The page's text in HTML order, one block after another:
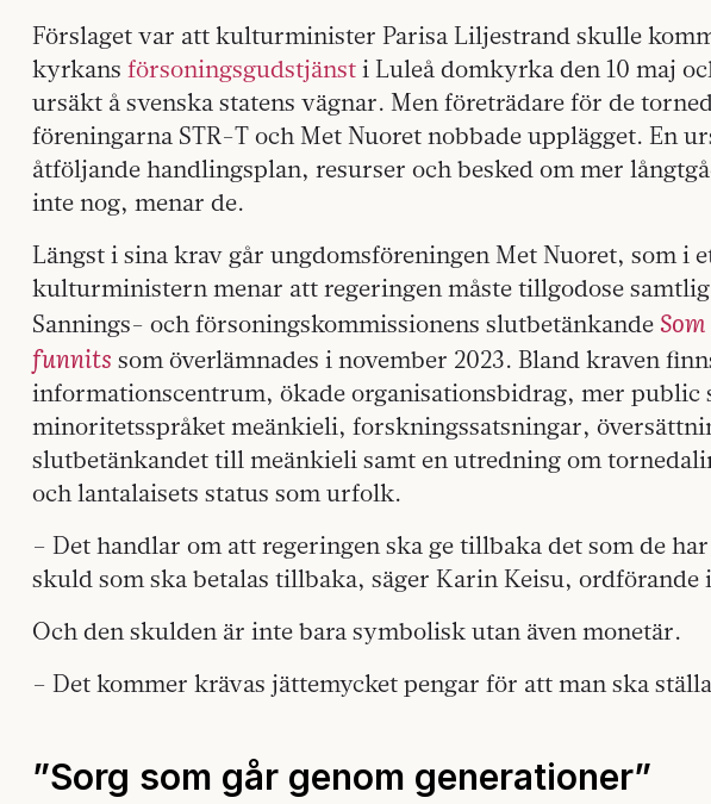
Förslaget var att kulturminister Parisa Liljestrand skulle
kyrkans försoningsgudstjänst i Luleå domkyrka den 10 maj
ursäkt å svenska statens vägnar. Men företrädare för de
föreningarna STR-T och Met Nuoret nobbade upplägget. En
åtföljande handlingsplan, resurser och besked om mer
inte nog, menar de.
Längst i sina krav går ungdomsföreningen Met Nuoret, som i
kulturministern menar att regeringen måste tillgodose
Sannings- och försoningskommissionens slutbetänkande
funnits som överlämnades i november 2023. Bland kraven
informationscentrum, ökade organisationsbidrag, mer public
minoritetsspråket meänkieli, forskningssatsningar,
slutbetänkandet till meänkieli samt en utredning om
och lantalaisets status som urfolk.
– Det handlar om att regeringen ska ge tillbaka det som de
skuld som ska betalas tillbaka, säger Karin Keisu, ordförande
Och den skulden är inte bara symbolisk utan även monetär.
– Det kommer krävas jättemycket pengar för att man ska
”Sorg som går genom generationer”